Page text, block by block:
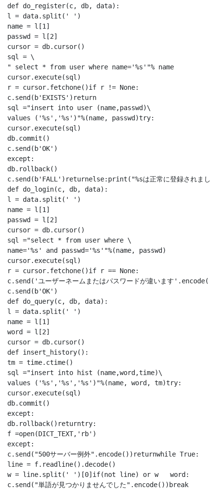
def do_register(c, db, data):
l = data.split(' ')
name = l[1]
passwd = l[2]
cursor = db.cursor()
sql = \
" select * from user where name='%s'"% name
cursor.execute(sql)
r = cursor.fetchone()if r != None:
c.send(b'EXISTS')return
sql ="insert into user (name,passwd)\
values ('%s','%s')"%(name, passwd)try:
cursor.execute(sql)
db.commit()
c.send(b'OK')
except:
db.rollback()
c.send(b'FALL')returnelse:print("%sは正常に登録されました
def do_login(c, db, data):
l = data.split(' ')
name = l[1]
passwd = l[2]
cursor = db.cursor()
sql ="select * from user where \
name='%s' and passwd='%s'"%(name, passwd)
cursor.execute(sql)
r = cursor.fetchone()if r == None:
c.send('ユーザーネームまたはパスワードが違います
c.send(b'OK')
def do_query(c, db, data):
l = data.split(' ')
name = l[1]
word = l[2]
cursor = db.cursor()
def insert_history():
tm = time.ctime()
sql ="insert into hist (name,word,time)\
values ('%s','%s','%s')"%(name, word, tm)try:
cursor.execute(sql)
db.commit()
except:
db.rollback()returntry:
f =open(DICT_TEXT,'rb')
except:
c.send("500サーバー例外".encode())returnwhile True:
line = f.readline().decode()
w = line.split(' ')[0]if(not line) or w   word:
c.send("単語が見つかりませんでした".encode())break